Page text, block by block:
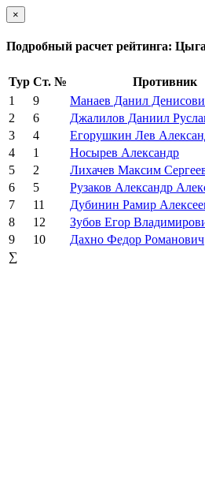
×
Подробный расчет рейтинга:
Тур Ст. № Противник
1
9 Манаев Данил
2
6 Джалилов Даниил
3
4 Егорушкин Лев
4
1 Носырев Александр
5
2 Лихачев Максим
6
5 Рузаков Александр
7
11 Дубинин Рамир
8
12 Зубов Егор
9
10 Дахно Федор Романович
∑